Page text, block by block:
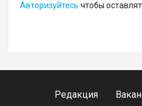
Авторизуйтесь чтобы
Редакция